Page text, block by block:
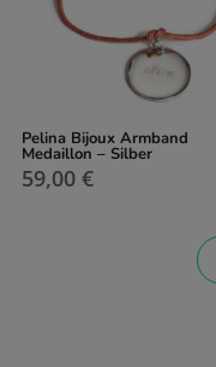
Pelina Bijoux Armband
Medaillon – Silber
59,00 €